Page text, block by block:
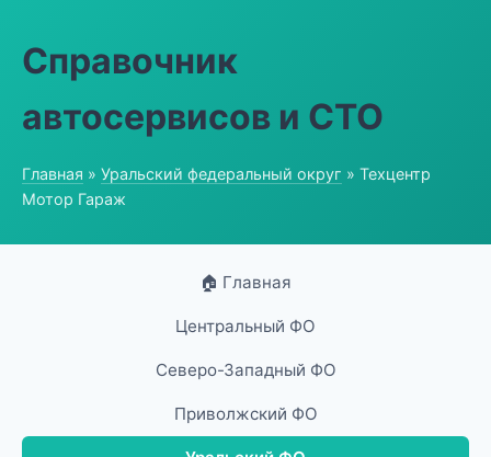
Справочник
автосервисов и СТО
Главная » Уральский федеральный округ » Техцентр
Мотор Гараж
🏠 Главная
Центральный ФО
Северо-Западный ФО
Приволжский ФО